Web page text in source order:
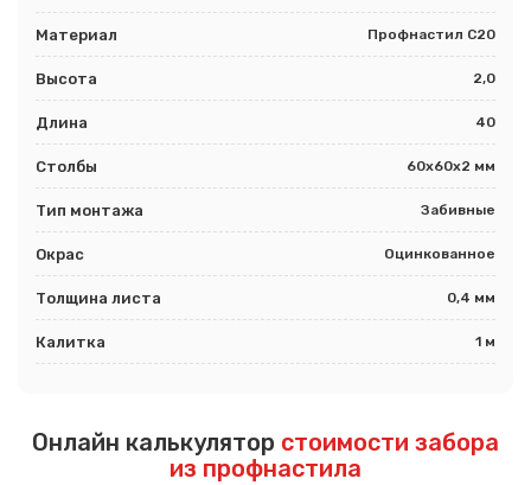
Материал Профнастил С20
Высота 2,0
Длина 40
Столбы 60х60х2 мм
Тип монтажа Забивные
Окрас Оцинкованное
Толщина листа 0,4 мм
Калитка 1 м
Онлайн калькулятор стоимости забора
из профнастила